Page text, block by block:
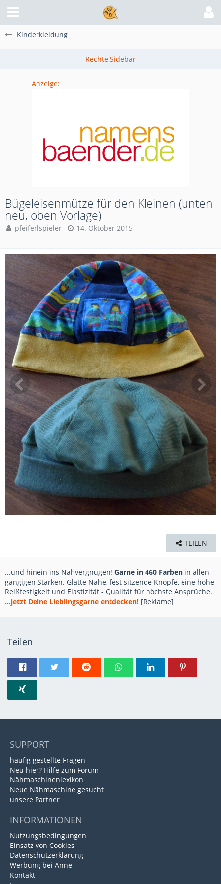
Kinderkleidung
Anzeige:
Bügeleisenmütze für den Kleinen (unten
neu, oben Vorlage)
pfeiferlspieler 14. Oktober 2015
TEILEN
...und hinein ins Nähvergnügen! Garne in 460 Farben in allen
gängigen Stärken. Glatte Nähe, fest sitzende Knöpfe, eine hohe
Reißfestigkeit und Elastizität - Qualität für höchste Ansprüche.
...jetzt Deine Lieblingsgarne entdecken! [Reklame]
Teilen
SUPPORT
häufig gestellte Fragen
Neu hier? Hilfe zum Forum
Nähmaschinenlexikon
Neue Nähmaschine gesucht
unsere Partner
INFORMATIONEN
Nutzungsbedingungen
Einsatz von Cookies
Datenschutzerklärung
Werbung bei Anne
Kontakt